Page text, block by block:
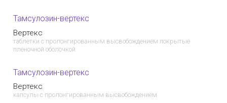
Тамсулозин-вертекс
Вертекс
таблетки с пролонгированным высвобождением покрытые
пленочной оболочкой
Тамсулозин-вертекс
Вертекс
капсулы с пролонгированным высвобождением